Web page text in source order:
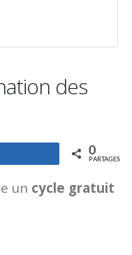
des
0
PARTAGES
un cycle gratuit